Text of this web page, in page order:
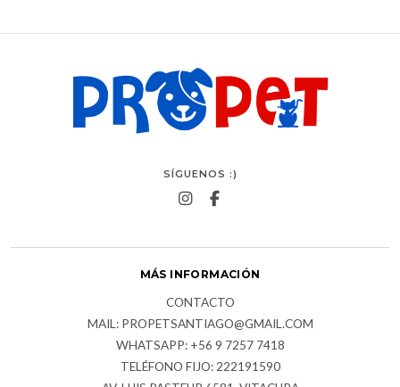
SÍGUENOS :)
MÁS INFORMACIÓN
CONTACTO
MAIL: PROPETSANTIAGO@GMAIL.COM
WHATSAPP: +56 9 7257 7418
TELÉFONO FIJO: 222191590